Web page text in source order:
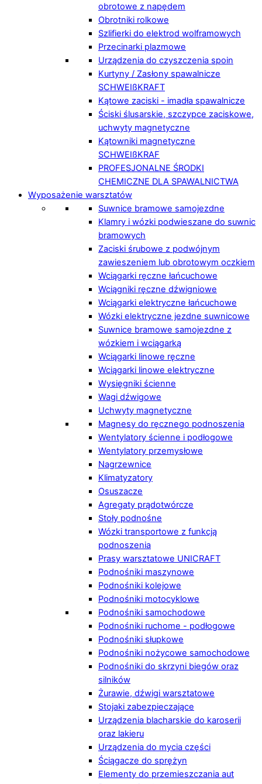
obrotowe z napędem
Obrotniki rolkowe
Szlifierki do elektrod wolframowych
Przecinarki plazmowe
Urządzenia do czyszczenia spoin
Kurtyny / Zasłony spawalnicze
SCHWEIßKRAFT
Kątowe zaciski - imadła spawalnicze
Ściski ślusarskie, szczypce zaciskowe,
uchwyty magnetyczne
Kątowniki magnetyczne
SCHWEIßKRAF
PROFESJONALNE ŚRODKI
CHEMICZNE DLA SPAWALNICTWA
Wyposażenie warsztatów
Suwnice bramowe samojezdne
Klamry i wózki podwieszane do suwnic
bramowych
Zaciski śrubowe z podwójnym
zawieszeniem lub obrotowym oczkiem
Wciągarki ręczne łańcuchowe
Wciągniki ręczne dźwigniowe
Wciągarki elektryczne łańcuchowe
Wózki elektryczne jezdne suwnicowe
Suwnice bramowe samojezdne z
wózkiem i wciągarką
Wciągarki linowe ręczne
Wciągarki linowe elektryczne
Wysięgniki ścienne
Wagi dźwigowe
Uchwyty magnetyczne
Magnesy do ręcznego podnoszenia
Wentylatory ścienne i podłogowe
Wentylatory przemysłowe
Nagrzewnice
Klimatyzatory
Osuszacze
Agregaty prądotwórcze
Stoły podnośne
Wózki transportowe z funkcją
podnoszenia
Prasy warsztatowe UNICRAFT
Podnośniki maszynowe
Podnośniki kolejowe
Podnośniki motocyklowe
Podnośniki samochodowe
Podnośniki ruchome - podłogowe
Podnośniki słupkowe
Podnośniki nożycowe samochodowe
Podnośniki do skrzyni biegów oraz
silników
Żurawie, dźwigi warsztatowe
Stojaki zabezpieczające
Urządzenia blacharskie do karoserii
oraz lakieru
Urządzenia do mycia części
Ściągacze do sprężyn
Elementy do przemieszczania aut